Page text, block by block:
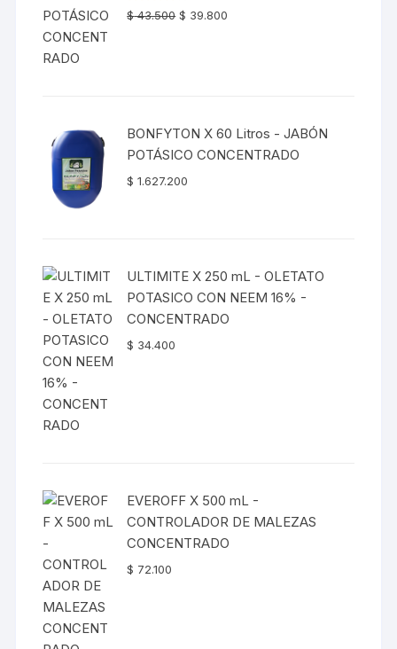
Valorado
con 4.00
$43.500 $ 39.800
BONFYTON X 60 Litros - JABÓN
POTÁSICO CONCENTRADO
$ 1.627.200
ULTIMITE X 250 mL - OLETATO
POTASICO CON NEEM 16% -
CONCENTRADO
$ 34.400
EVEROFF X 500 mL -
CONTROLADOR DE MALEZAS
CONCENTRADO
$ 72.100